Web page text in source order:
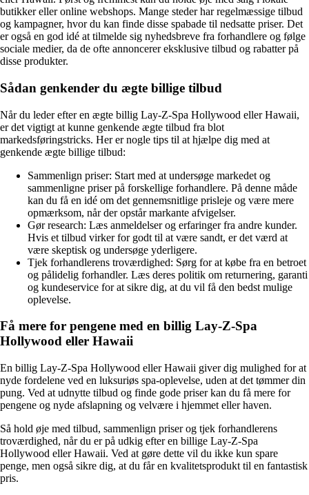
butikker eller online webshops. Mange steder har regelmæssige tilbud
og kampagner, hvor du kan finde disse spabade til nedsatte priser. Det
er også en god idé at tilmelde sig nyhedsbreve fra forhandlere og følge
sociale medier, da de ofte annoncerer eksklusive tilbud og rabatter på
disse produkter.
Sådan genkender du ægte billige tilbud
Når du leder efter en ægte billig Lay-Z-Spa Hollywood eller Hawaii,
er det vigtigt at kunne genkende ægte tilbud fra blot
markedsføringstricks. Her er nogle tips til at hjælpe dig med at
genkende ægte billige tilbud:
Sammenlign priser: Start med at undersøge markedet og
sammenligne priser på forskellige forhandlere. På denne måde
kan du få en idé om det gennemsnitlige prisleje og være mere
opmærksom, når der opstår markante afvigelser.
Gør research: Læs anmeldelser og erfaringer fra andre kunder.
Hvis et tilbud virker for godt til at være sandt, er det værd at
være skeptisk og undersøge yderligere.
Tjek forhandlerens troværdighed: Sørg for at købe fra en betroet
og pålidelig forhandler. Læs deres politik om returnering, garanti
og kundeservice for at sikre dig, at du vil få den bedst mulige
oplevelse.
Få mere for pengene med en billig Lay-Z-Spa
Hollywood eller Hawaii
En billig Lay-Z-Spa Hollywood eller Hawaii giver dig mulighed for at
nyde fordelene ved en luksuriøs spa-oplevelse, uden at det tømmer din
pung. Ved at udnytte tilbud og finde gode priser kan du få mere for
pengene og nyde afslapning og velvære i hjemmet eller haven.
Så hold øje med tilbud, sammenlign priser og tjek forhandlerens
troværdighed, når du er på udkig efter en billige Lay-Z-Spa
Hollywood eller Hawaii. Ved at gøre dette vil du ikke kun spare
penge, men også sikre dig, at du får en kvalitetsprodukt til en fantastisk
pris.